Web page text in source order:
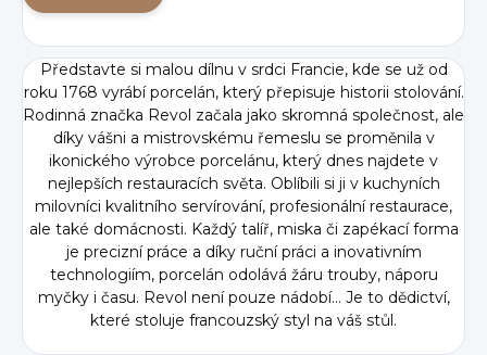
Představte si malou dílnu v srdci Francie, kde se už od
roku 1768 vyrábí porcelán, který přepisuje historii stolování.
Rodinná značka Revol začala jako skromná společnost, ale
díky vášni a mistrovskému řemeslu se proměnila v
ikonického výrobce porcelánu, který dnes najdete v
nejlepších restauracích světa. Oblíbili si ji v kuchyních
milovníci kvalitního servírování, profesionální restaurace,
ale také domácnosti. Každý talíř, miska či zapékací forma
je precizní práce a díky ruční práci a inovativním
technologiím, porcelán odolává žáru trouby, náporu
myčky i času. Revol není pouze nádobí... Je to dědictví,
které stoluje francouzský styl na váš stůl.